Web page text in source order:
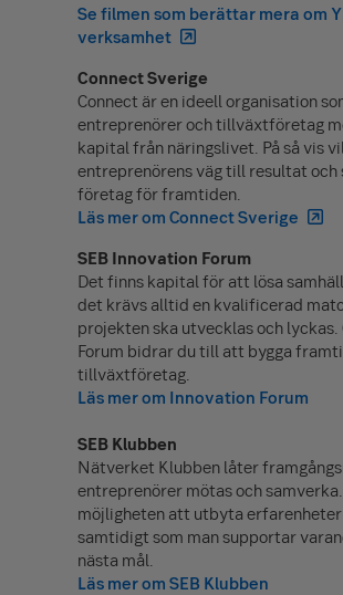
Se filmen som berättar mera om
verksamhet
Connect Sverige
Connect är en ideell organisation
entreprenörer och tillväxtföretag
kapital från näringslivet. På så vis
entreprenörens väg till resultat och
företag för framtiden.
Läs mer om Connect Sverige
SEB Innovation Forum
Det finns kapital för att lösa
det krävs alltid en kvalificerad
projekten ska utvecklas och lyckas.
Forum bidrar du till att bygga
tillväxtföretag.
Läs mer om Innovation Forum
SEB Klubben
Nätverket Klubben låter
entreprenörer mötas och
möjligheten att utbyta erfarenheter
samtidigt som man supportar
nästa mål.
Läs mer om SEB Klubben